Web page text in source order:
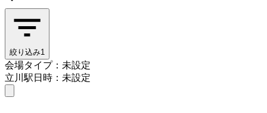
絞り込み1
会場タイプ：未設定
立川駅日時：未設定